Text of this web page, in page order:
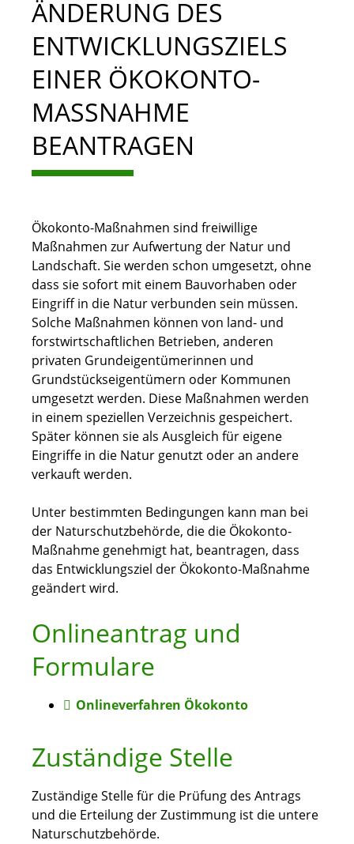
ÄNDERUNG DES
ENTWICKLUNGSZIELS
EINER ÖKOKONTO-
MASSNAHME B
EANTRAGEN
Ökokonto-Maßnahmen sind freiwillige
Maßnahmen zur Aufwertung der Natur und
Landschaft. Sie werden schon umgesetzt, ohne
dass sie sofort mit einem Bauvorhaben oder
Eingriff in die Natur verbunden sein müssen.
Solche Maßnahmen können von land- und
forstwirtschaftlichen Betrieben, anderen
privaten Grundeigentümerinnen und
Grundstückseigentümern oder Kommunen
umgesetzt werden. Diese Maßnahmen werden
in einem speziellen Verzeichnis gespeichert.
Später können sie als Ausgleich für eigene
Eingriffe in die Natur genutzt oder an andere
verkauft werden.
Unter bestimmten Bedingungen kann man bei
der Naturschutzbehörde, die die Ökokonto-
Maßnahme genehmigt hat, beantragen, dass
das Entwicklungsziel der Ökokonto-Maßnahme
geändert wird.
Onlineantrag und
Formulare
Onlineverfahren Ökokonto
Zuständige Stelle
Zuständige Stelle für die Prüfung des Antrags
und die Erteilung der Zustimmung ist die untere
Naturschutzbehörde.